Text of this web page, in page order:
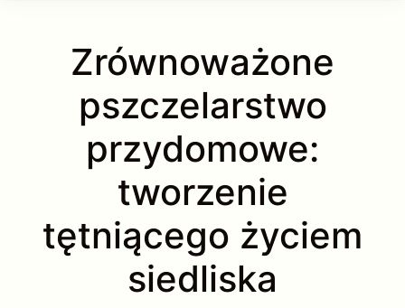
Zrównoważone
pszczelarstwo
przydomowe:
tworzenie
tętniącego życiem
siedliska